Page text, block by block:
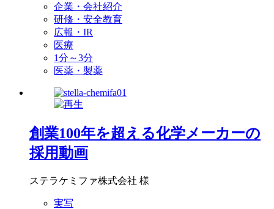
企業・会社紹介
研修・安全教育
広報・IR
医療
1分～3分
医薬・製薬
創業100年を超える化学メーカーの
採用動画
ステラケミファ株式会社 様
実写